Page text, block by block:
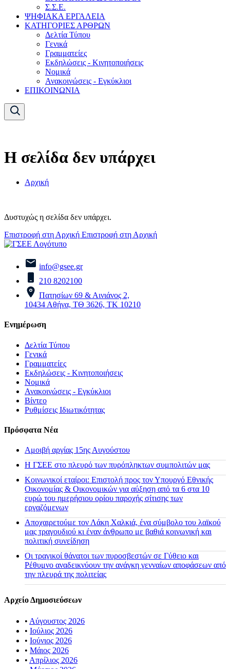
Σ.Σ.Ε.
ΨΗΦΙΑΚΑ ΕΡΓΑΛΕΙΑ
ΚΑΤΗΓΟΡΙΕΣ ΑΡΘΡΩΝ
Δελτία Τύπου
Γενικά
Γραμματείες
Εκδηλώσεις - Κινητοποιήσεις
Νομικά
Ανακοινώσεις - Εγκύκλιοι
ΕΠΙΚΟΙΝΩΝΙΑ
Η σελίδα δεν υπάρχει
Αρχική
Δυστυχώς η σελίδα δεν υπάρχει.
Επιστροφή στη Αρχική Επιστροφή στη Αρχική
info@gsee.gr
210 8202100
Πατησίων 69 & Αινιάνος 2,
10434 Αθήνα, ΤΘ 3626, ΤΚ 10210
Ενημέρωση
Δελτία Τύπου
Γενικά
Γραμματείες
Εκδηλώσεις - Κινητοποιήσεις
Νομικά
Ανακοινώσεις - Εγκύκλιοι
Βίντεο
Ρυθμίσεις Ιδιωτικότητας
Πρόσφατα Νέα
Αμοιβή αργίας 15ης Αυγούστου
H ΓΣΕΕ στο πλευρό των πυρόπληκτων συμπολιτών μας
Κοινωνικοί εταίροι: Επιστολή προς τον Υπουργό Εθνικής
Οικονομίας & Οικονομικών για αύξηση από τα 6 στα 10
ευρώ του ημερήσιου ορίου παροχής σίτισης των
εργαζόμενων
Αποχαιρετούμε τον Λάκη Χαλκιά, ένα σύμβολο του λαϊκού
μας τραγουδιού κι έναν άνθρωπο με βαθιά κοινωνική και
πολιτική συνείδηση
Οι τραγικοί θάνατοι των πυροσβεστών σε Γύθειο και
Ρέθυμνο αναδεικνύουν την ανάγκη γενναίων αποφάσεων από
την πλευρά της πολιτείας
Αρχείο Δημοσιεύσεων
• Αύγουστος 2026
• Ιούλιος 2026
• Ιούνιος 2026
• Μάιος 2026
• Απρίλιος 2026